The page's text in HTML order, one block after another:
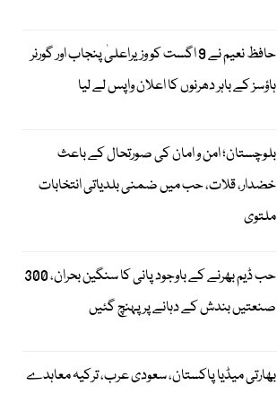
حافظ نعیم نے 9 اگست کو وزیراعلیٰ پنجاب اور گورنر
ہاؤسز کے باہر دھرنوں کا اعلان واپس لے لیا
بلوچستان؛ امن و امان کی صورتحال کے باعث
خضدار، قلات، حب میں ضمنی بلدیاتی انتخابات
ملتوی
حب ڈیم بھرنے کے باوجود پانی کا سنگین بحران، 300
صنعتیں بندش کے دہانے پر پہنچ گئیں
بھارتی میڈیا پاکستان، سعودی عرب، ترکیہ معاہدے